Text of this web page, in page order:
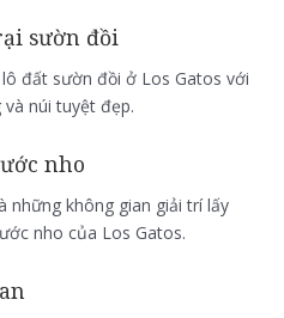
sườn đồi
đất sườn đồi ở Los Gatos với
núi tuyệt đẹp.
nho
những không gian giải trí lấy
nho của Los Gatos.